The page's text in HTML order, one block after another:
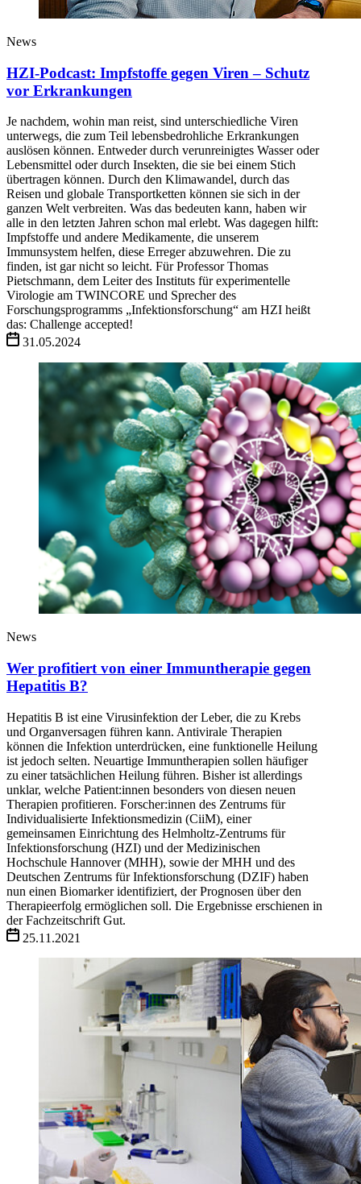
News
HZI-Podcast: Impfstoffe gegen Viren – Schutz
vor Erkrankungen
Je nachdem, wohin man reist, sind unterschiedliche Viren
unterwegs, die zum Teil lebensbedrohliche Erkrankungen
auslösen können. Entweder durch verunreinigtes Wasser oder
Lebensmittel oder durch Insekten, die sie bei einem Stich
übertragen können. Durch den Klimawandel, durch das
Reisen und globale Transportketten können sie sich in der
ganzen Welt verbreiten. Was das bedeuten kann, haben wir
alle in den letzten Jahren schon mal erlebt. Was dagegen hilft:
Impfstoffe und andere Medikamente, die unserem
Immunsystem helfen, diese Erreger abzuwehren. Die zu
finden, ist gar nicht so leicht. Für Professor Thomas
Pietschmann, dem Leiter des Instituts für experimentelle
Virologie am TWINCORE und Sprecher des
Forschungsprogramms „Infektionsforschung“ am HZI heißt
das: Challenge accepted!
31.05.2024
News
Wer profitiert von einer Immuntherapie gegen
Hepatitis B?
Hepatitis B ist eine Virusinfektion der Leber, die zu Krebs
und Organversagen führen kann. Antivirale Therapien
können die Infektion unterdrücken, eine funktionelle Heilung
ist jedoch selten. Neuartige Immuntherapien sollen häufiger
zu einer tatsächlichen Heilung führen. Bisher ist allerdings
unklar, welche Patient:innen besonders von diesen neuen
Therapien profitieren. Forscher:innen des Zentrums für
Individualisierte Infektionsmedizin (CiiM), einer
gemeinsamen Einrichtung des Helmholtz-Zentrums für
Infektionsforschung (HZI) und der Medizinischen
Hochschule Hannover (MHH), sowie der MHH und des
Deutschen Zentrums für Infektionsforschung (DZIF) haben
nun einen Biomarker identifiziert, der Prognosen über den
Therapieerfolg ermöglichen soll. Die Ergebnisse erschienen in
der Fachzeitschrift Gut.
25.11.2021